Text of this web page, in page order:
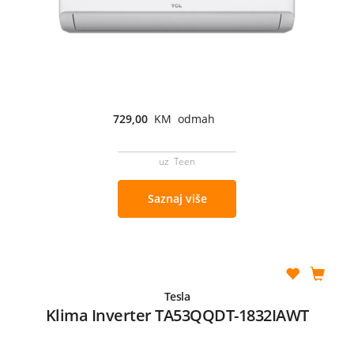
729,00 KM odmah
uz Teen
Saznaj više
Tesla
Klima Inverter TA53QQDT-1832IAWT